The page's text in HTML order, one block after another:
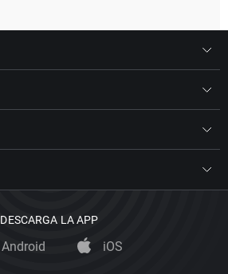
DESCARGA LA APP
Android iOS